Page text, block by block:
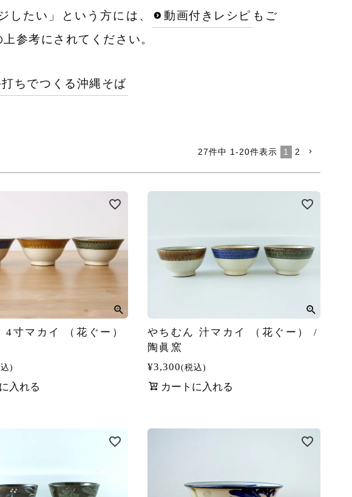
したい」という方には、 動画付きレシピ もご
参考にされてください。
ちでつくる沖縄そば
27件中 1-20件表示 1 2
4寸マカイ （花ぐー）
入れる
やちむん 汁マカイ （花ぐー） /
陶眞窯
¥3,300 税込
カートに入れる